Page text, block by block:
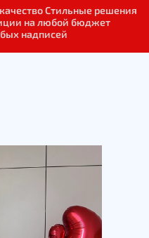
Стильные решения
на любой бюджет
надписей